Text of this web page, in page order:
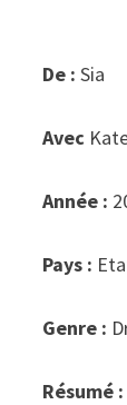
De :Sia
Avec
Année :
Pays :
Genre :
Résumé :